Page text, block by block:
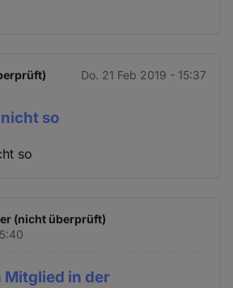
Do. 21 Feb 2019 - 15:37
so
so
(nicht überprüft)
Mitglied in der